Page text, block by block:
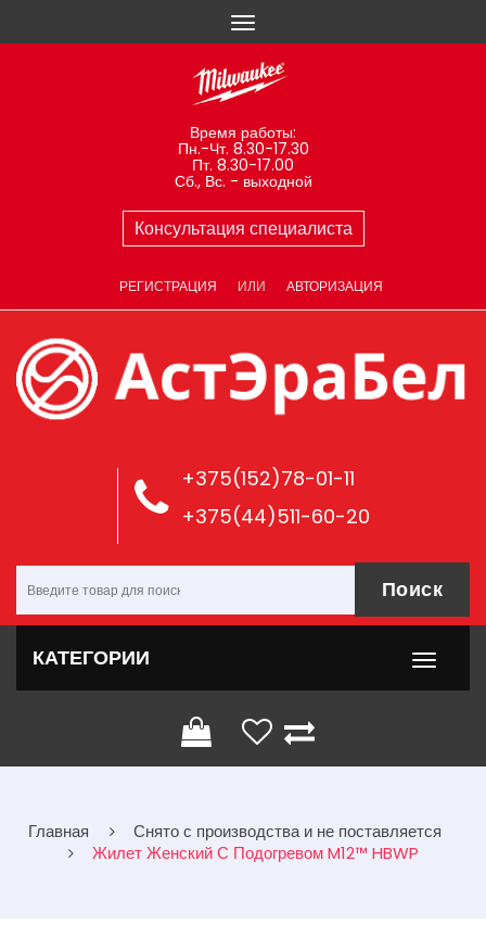
Время работы:
Пн.-Чт. 8.30-17.30
Пт. 8.30-17.00
Сб., Вс. - выходной
Консультация специалиста
РЕГИСТРАЦИЯ ИЛИ АВТОРИЗАЦИЯ
+375(152)78-01-11
+375(44)511-60-20
Поиск
КАТЕГОРИИ
Главная
Снято с производства и не поставляется
Жилет Женский С Подогревом M12™ HBWP